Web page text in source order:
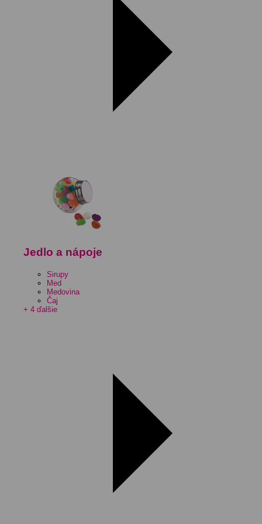
Jedlo a nápoje
Sirupy
Med
Medovina
Čaj
+ 4 ďalšie